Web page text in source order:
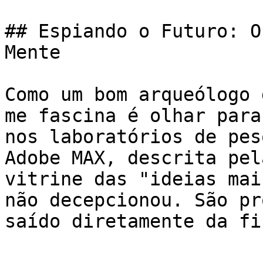
## Espiando o Futuro:
Mente
Como um bom
me fascina é olhar
nos laboratórios de
Adobe MAX, descrita
vitrine das "ideias
não decepcionou. São
saído diretamente da